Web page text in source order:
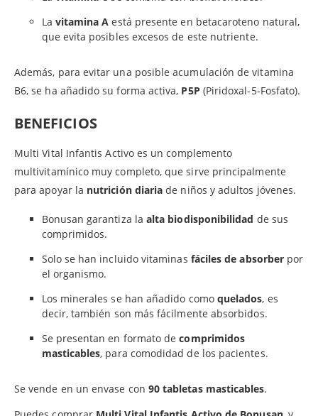
La vitamina A está presente en betacaroteno natural,
que evita posibles excesos de este nutriente.
Además, para evitar una posible acumulación de vitamina
B6, se ha añadido su forma activa, P5P (Piridoxal-5-Fosfato).
BENEFICIOS
Multi Vital Infantis Activo es un complemento
multivitamínico muy completo, que sirve principalmente
para apoyar la nutrición diaria de niños y adultos jóvenes.
Bonusan garantiza la alta biodisponibilidad de sus
comprimidos.
Solo se han incluido vitaminas fáciles de absorber por
el organismo.
Los minerales se han añadido como quelados, es
decir, también son más fácilmente absorbidos.
Se presentan en formato decomprimidos
masticables, para comodidad de los pacientes.
Se vende en un envase con 90 tabletas masticables.